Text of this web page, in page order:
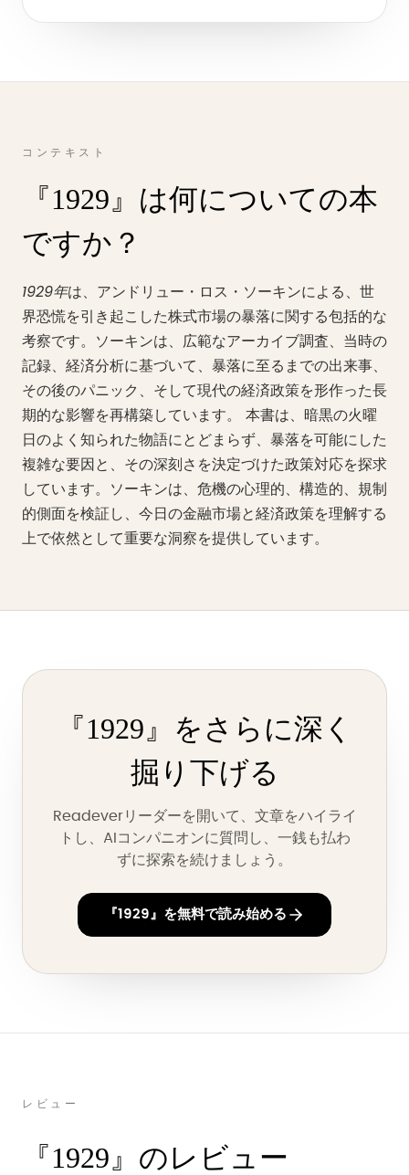
コンテキスト
『1929』は何についての本
ですか？
1929年は、アンドリュー・ロス・ソーキンによる、世
界恐慌を引き起こした株式市場の暴落に関する包括的な
考察です。ソーキンは、広範なアーカイブ調査、当時の
記録、経済分析に基づいて、暴落に至るまでの出来事、
その後のパニック、そして現代の経済政策を形作った長
期的な影響を再構築しています。 本書は、暗黒の火曜
日のよく知られた物語にとどまらず、暴落を可能にした
複雑な要因と、その深刻さを決定づけた政策対応を探求
しています。ソーキンは、危機の心理的、構造的、規制
的側面を検証し、今日の金融市場と経済政策を理解する
上で依然として重要な洞察を提供しています。
『1929』をさらに深く
掘り下げる
Readeverリーダーを開いて、文章をハイライ
トし、AIコンパニオンに質問し、一銭も払わ
ずに探索を続けましょう。
『1929』を無料で読み始める
レビュー
『1929』のレビュー